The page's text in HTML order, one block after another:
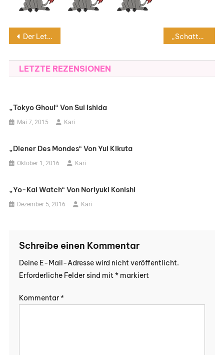
Beitragsnavigation
Der Letzte „Schattenspiel – Der zweite Teil der Schattenwächter-Saga“ von Sandra Grauer
LETZTE REZENSIONEN
„Tokyo Ghoul“ Von Sui Ishida
Mai 7, 2015 Kari
„Diener Des Mondes“ Von Yui Kikuta
Oktober 1, 2016 Kari
„Yo-Kai Watch“ Von Noriyuki Konishi
Dezember 5, 2016 Kari
Schreibe einen Kommentar
Deine E-Mail-Adresse wird nicht veröffentlicht.
Erforderliche Felder sind mit*markiert
Kommentar*